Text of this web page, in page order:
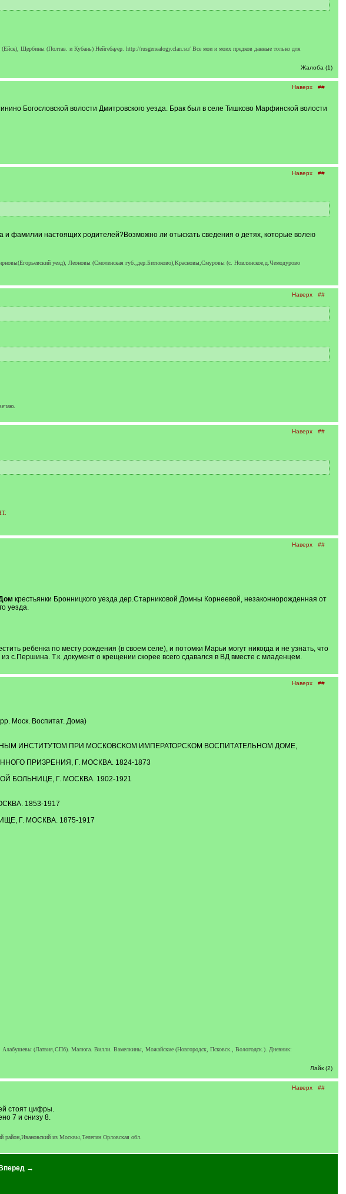
Щербины (Полтав. и Кубань) Нейгебауер. http://rusgenealogy.clan.su/ Все мои и моих предков данные только для
Жалоба (1)
Наверх ##
Богословской волости Дмитровского уезда. Брак был в селе Тишково Марфинской волости
Наверх ##
фамилии настоящих родителей?Возможно ли отыскать сведения о детях, которые волею
уезд), Леоновы (Смоленская губ.,дер.Битюково),Красновы,Смуровы (с. Новлянское,д.Чемодурово
Наверх ##
Наверх ##
Наверх ##
крестьянки Бронницкого уезда дер.Старниковой Домны Корнеевой, незаконнорожденная от
уезда.
ребенка по месту рождения (в своем селе), и потомки Марьи могут никогда и не узнать, что
с.Першина. Т.к. документ о крещении скорее всего сдавался в ВД вместе с младенцем.
Наверх ##
Моск. Воспитат. Дома)
ИНСТИТУТОМ ПРИ МОСКОВСКОМ ИМПЕРАТОРСКОМ ВОСПИТАТЕЛЬНОМ ДОМЕ,
ПРИЗРЕНИЯ, Г. МОСКВА. 1824-1873
БОЛЬНИЦЕ, Г. МОСКВА. 1902-1921
1853-1917
Г. МОСКВА. 1875-1917
(Латвия,СПб). Малюга. Вилли. Вамелкины, Можайские (Новгородск, Псковск., Вологодск.). Дневник:
Лайк (2)
Наверх ##
стоят цифры.
7 и снизу 8.
из Москвы,Телегин Орловская обл.
Вперед →